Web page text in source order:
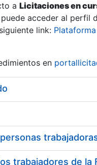
a Licitaciones en
acceder al perfil
link:
en